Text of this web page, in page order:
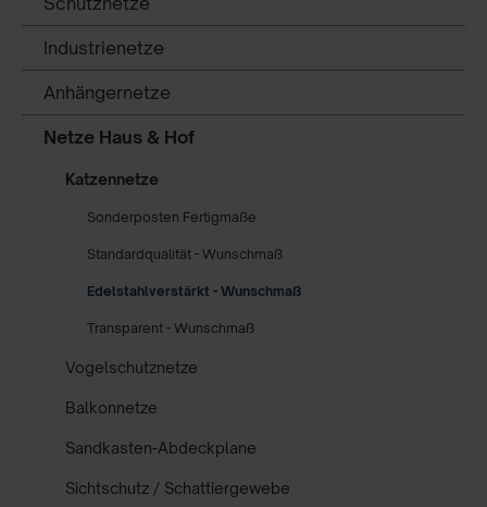
Industrienetze
Anhängernetze
Netze Haus & Hof
Katzennetze
Sonderposten Fertigmaße
Standardqualität - Wunschmaß
Edelstahlverstärkt - Wunschmaß
Transparent - Wunschmaß
Vogelschutznetze
Balkonnetze
Sandkasten-Abdeckplane
Sichtschutz / Schattiergewebe